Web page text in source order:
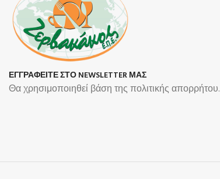
ΕΓΓΡΑΦΕΙΤΕ ΣΤΟ NEWSLETTER ΜΑΣ
Θα χρησιμοποιηθεί βάση της πολιτικής απορρήτου.